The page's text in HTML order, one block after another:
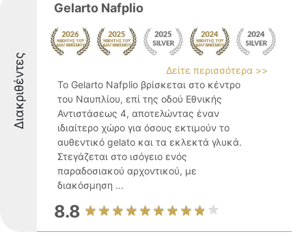
Διακριθέντες
Gelarto Nafplio
Δείτε περισσότερα >>
Το Gelarto Nafplio βρίσκεται στο κέντρο
του Ναυπλίου, επί της οδού Εθνικής
Αντιστάσεως 4, αποτελώντας έναν
ιδιαίτερο χώρο για όσους εκτιμούν το
αυθεντικό gelato και τα εκλεκτά γλυκά.
Στεγάζεται στο ισόγειο ενός
παραδοσιακού αρχοντικού, με
διακόσμηση ...
8.8